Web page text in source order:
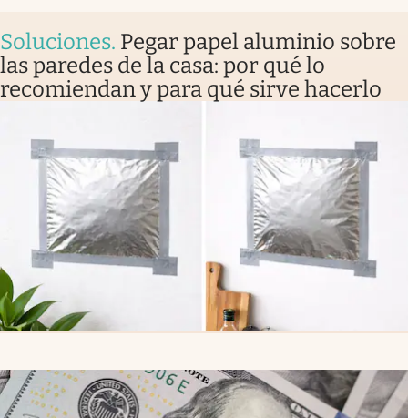
Soluciones. Pegar papel aluminio sobre
las paredes de la casa: por qué lo
recomiendan y para qué sirve hacerlo